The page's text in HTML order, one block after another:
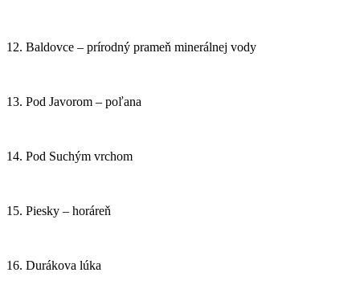
12. Baldovce – prírodný prameň minerálnej vody
13. Pod Javorom – poľana
14. Pod Suchým vrchom
15. Piesky – horáreň
16. Durákova lúka